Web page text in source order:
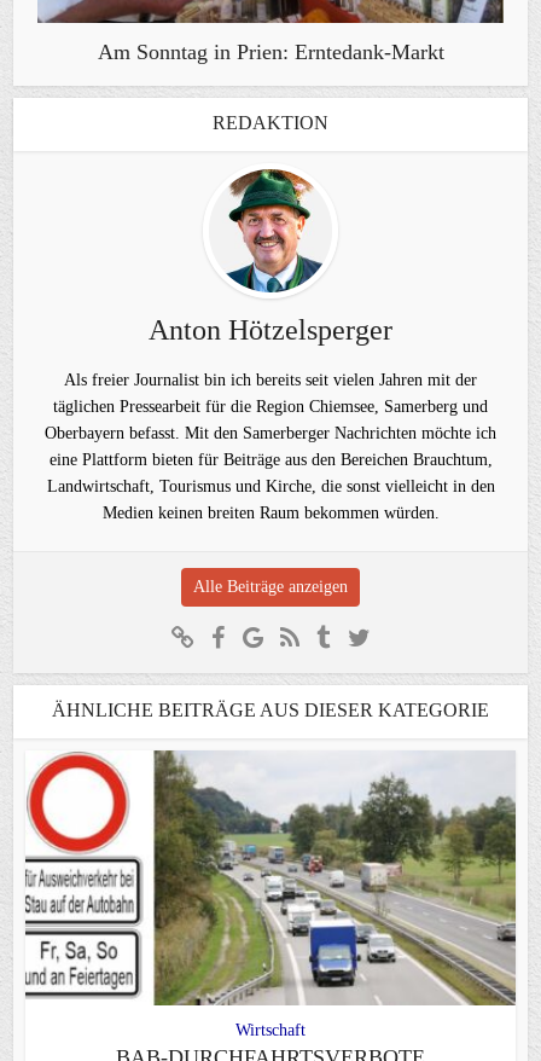
Am Sonntag in Prien: Erntedank-Markt
REDAKTION
Anton Hötzelsperger
Als freier Journalist bin ich bereits seit vielen Jahren mit der
täglichen Pressearbeit für die Region Chiemsee, Samerberg und
Oberbayern befasst. Mit den Samerberger Nachrichten möchte ich
eine Plattform bieten für Beiträge aus den Bereichen Brauchtum,
Landwirtschaft, Tourismus und Kirche, die sonst vielleicht in den
Medien keinen breiten Raum bekommen würden.
Alle Beiträge anzeigen
ÄHNLICHE BEITRÄGE AUS DIESER KATEGORIE
Wirtschaft